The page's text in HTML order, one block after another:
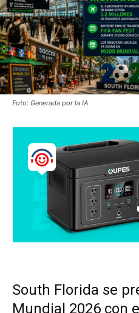
Foto: Generada por la IA
South Florida se
Mundial 2026 con